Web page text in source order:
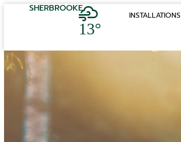
SHERBROOKE
13°
INSTALLATIONS